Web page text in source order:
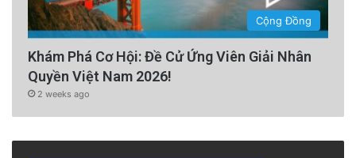
Cộng Đồng
Khám Phá Cơ Hội: Đề Cử Ứng Viên Giải Nhân
Quyền Việt Nam 2026!
2 weeks ago